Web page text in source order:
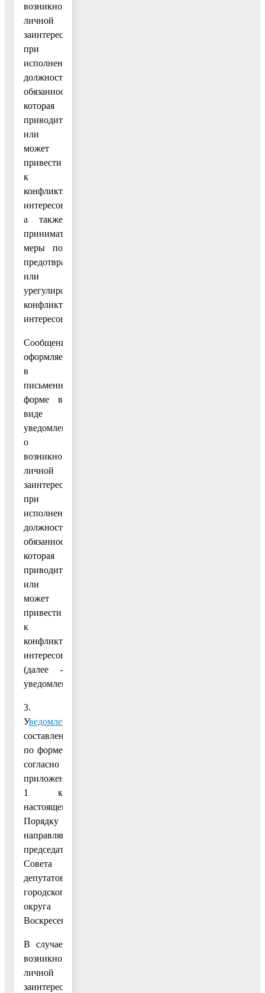
возникновении
личной
заинтересованности
при
исполнении
должностных
обязанностей,
которая
приводит
или
может
привести
к
конфликту
интересов,
а также
принимать
меры по
предотвращению
или
урегулированию
конфликта
интересов.
Сообщение
оформляется
в
письменной
форме в
виде
уведомления
о
возникновении
личной
заинтересованности
при
исполнении
должностных
обязанностей,
которая
приводит
или
может
привести
к
конфликту
интересов
(далее -
уведомление).
3.
Уведомления
составленные
по форме
согласно
приложению
1 к
настоящему
Порядку
направляются
председателю
Совета
депутатов
городского
округа
Воскресенск.
В случае
возникновении
личной
заинтересованности